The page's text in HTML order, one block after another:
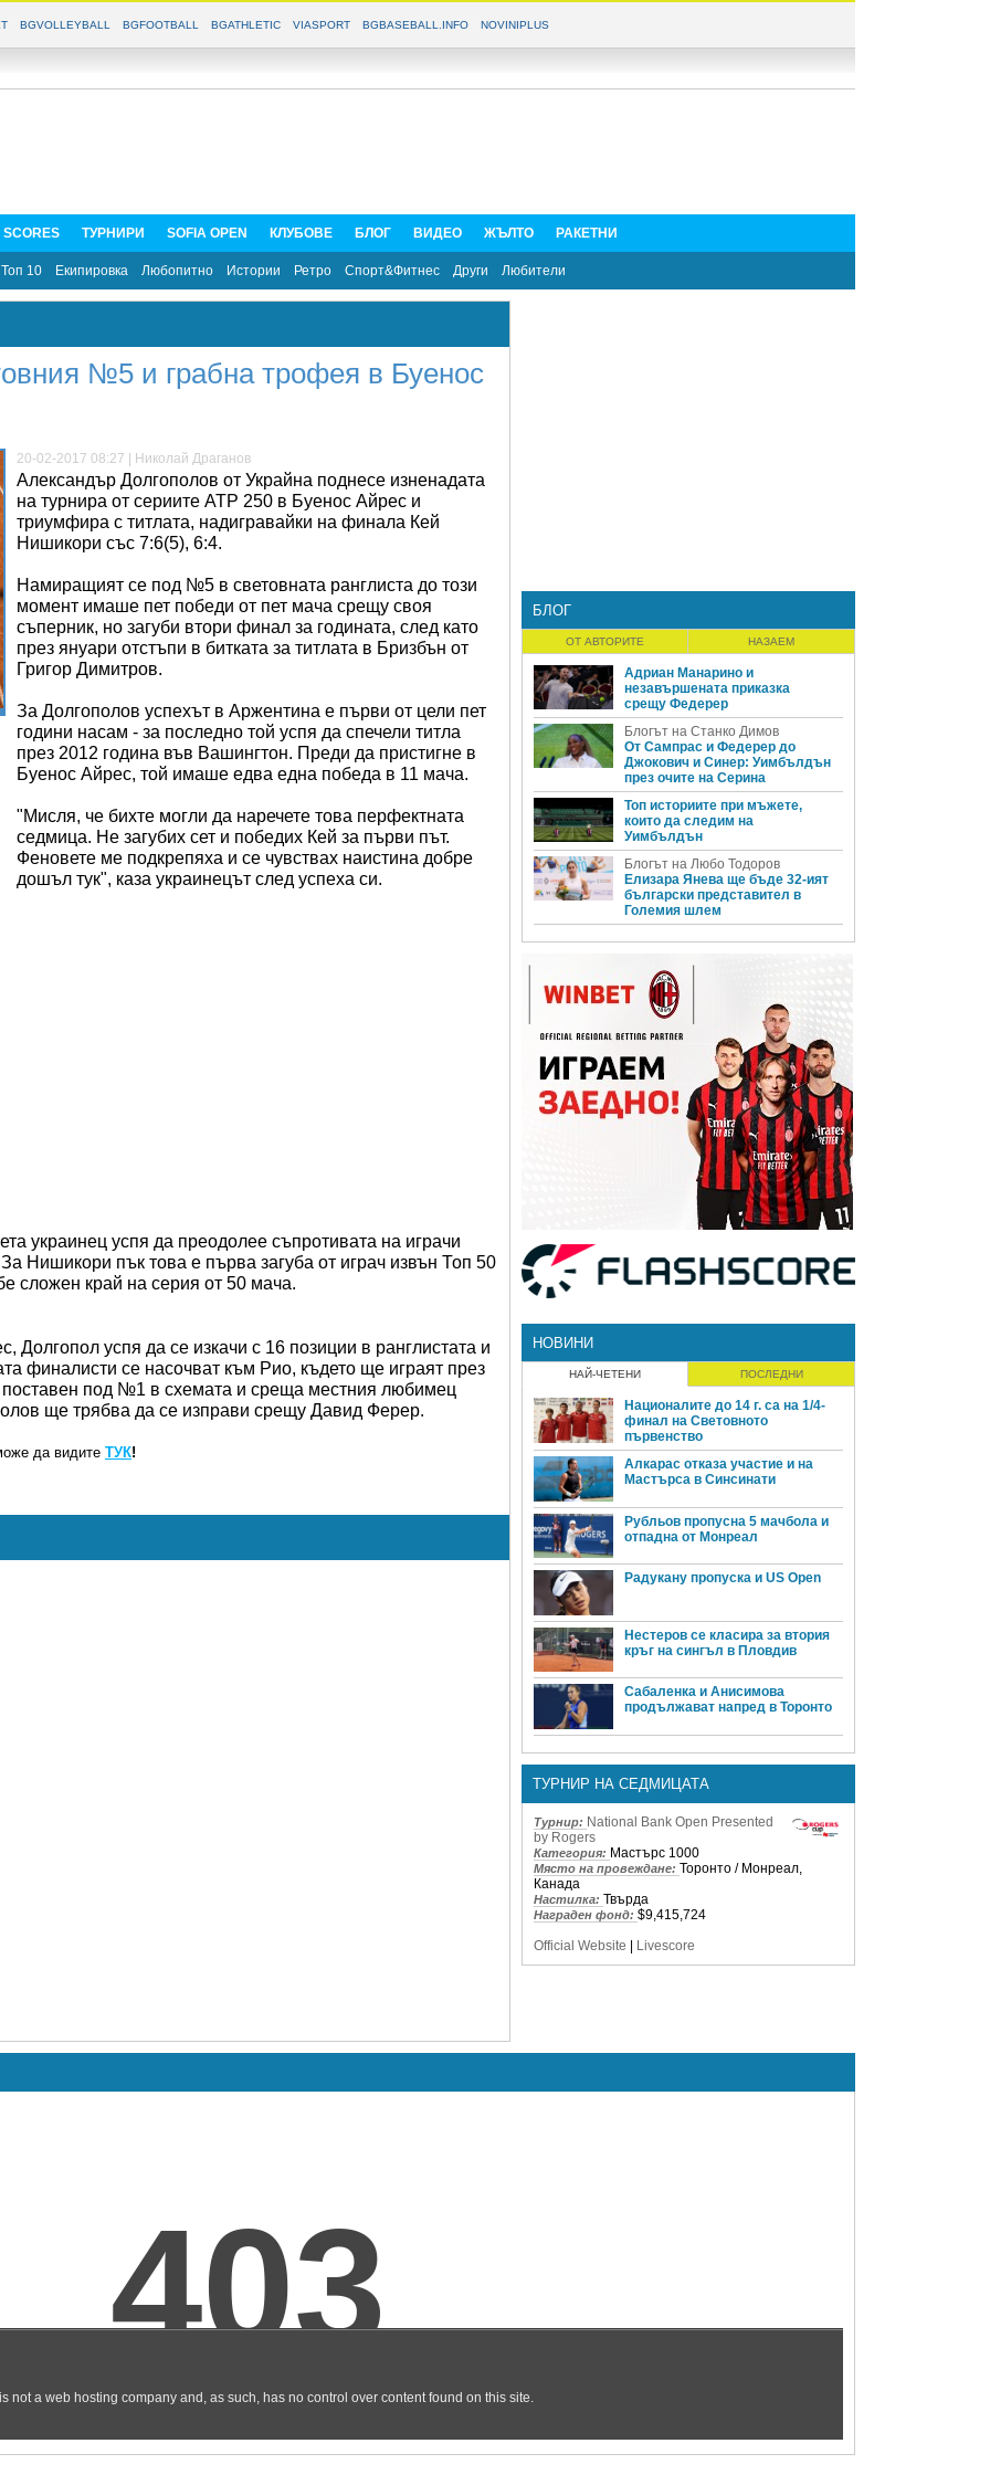
BGVOLLEYBALL BGFOOTBALL BGATHLETIC VIASPORT BGBASEBALL.INFO NOVINIPLUS
SCORES ТУРНИРИ SOFIA OPEN КЛУБОВЕ БЛОГ ВИДЕО ЖЪЛТО РАКЕТНИ
Топ 10 Екипировка Любопитно Истории Ретро Спорт&Фитнес Други Любители
№5 и грабна трофея в Буенос
20-02-2017 08:27 | Николай Драганов
Александър Долгополов от Украйна поднесе изненадата
на турнира от сериите ATP 250 в Буенос Айрес и
триумфира с титлата, надигравайки на финала Кей
Нишикори със 7:6(5), 6:4.
Намиращият се под №5 в световната ранглиста до този
момент имаше пет победи от пет мача срещу своя
съперник, но загуби втори финал за годината, след като
през януари отстъпи в битката за титлата в Бризбън от
Григор Димитров.
За Долгополов успехът в Аржентина е първи от цели пет
години насам - за последно той успя да спечели титла
през 2012 година във Вашингтон. Преди да пристигне в
Буенос Айрес, той имаше едва една победа в 11 мача.
"Мисля, че бихте могли да наречете това перфектната
седмица. Не загубих сет и победих Кей за първи път.
Феновете ме подкрепяха и се чувствах наистина добре
дошъл тук", каза украинецът след успеха си.
украинец успя да преодолее съпротивата на играчи
Нишикори пък това е първа загуба от играч извън Топ 50
сложен край на серия от 50 мача.
Долгопол успя да се изкачи с 16 позиции в ранглистата и
финалисти се насочват към Рио, където ще играят през
под №1 в схемата и среща местния любимец
ще трябва да се изправи срещу Давид Ферер.
да видите ТУК!
БЛОГ
ОТ АВТОРИТЕ НАЗАЕМ
Адриан Манарино и
незавършената приказка
срещу Федерер
Блогът на Станко Димов
От Сампрас и Федерер до
Джокович и Синер: Уимбълдън
през очите на Серина
Топ историите при мъжете,
които да следим на
Уимбълдън
Блогът на Любо Тодоров
Елизара Янева ще бъде 32-ият
български представител в
Големия шлем
НОВИНИ
НАЙ-ЧЕТЕНИ ПОСЛЕДНИ
Националите до 14 г. са на 1/4-
финал на Световното
първенство
Алкарас отказа участие и на
Мастърса в Синсинати
Рубльов пропусна 5 мачбола и
отпадна от Монреал
Радукану пропуска и US Open
Нестеров се класира за втория
кръг на сингъл в Пловдив
Сабаленка и Анисимова
продължават напред в Торонто
ТУРНИР НА СЕДМИЦАТА
Турнир: National Bank Open Presented
by Rogers
Категория: Мастърс 1000
Място на провеждане: Торонто / Монреал,
Канада
Настилка: Твърда
Награден фонд: $9,415,724
Official Website | Livescore